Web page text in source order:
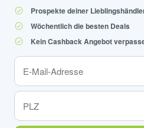
Prospekte deiner
Wöchentlich die besten Deals
Kein Cashback Angebot